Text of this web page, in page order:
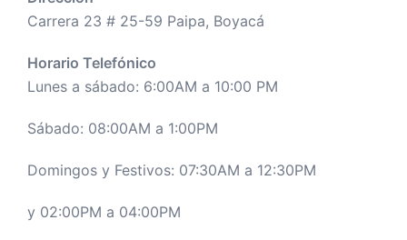
Carrera 23 # 25-59 Paipa, Boyacá
Horario Telefónico
Lunes a sábado: 6:00AM a 10:00 PM
Sábado: 08:00AM a 1:00PM
Domingos y Festivos: 07:30AM a 12:30PM
y 02:00PM a 04:00PM